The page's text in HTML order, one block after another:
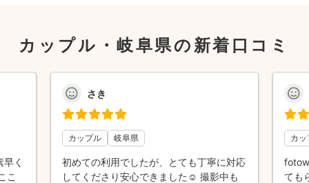
カップル・岐阜県の新着口コミ
く
こ
さき
カップル 岐阜県
初めての利用でしたが、とても丁寧に対応
してくださり安心できました☺ 撮影中も
カ
ても